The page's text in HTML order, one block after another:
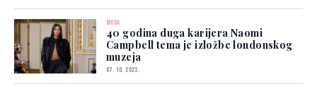
MODA
40 godina duga karijera Naomi
Campbell tema je izložbe londonskog
muzeja
07. 10. 2023.